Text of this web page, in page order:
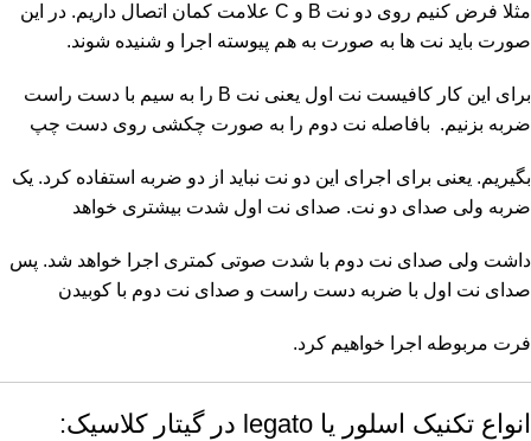
مثلا فرض کنیم روی دو نت B و C علامت کمان اتصال داریم. در این
صورت باید نت ها به صورت به هم پیوسته اجرا و شنیده شوند.
برای این کار کافیست نت اول یعنی نت B را به سیم با دست راست
ضربه بزنیم. بافاصله نت دوم را به صورت چکشی روی دست چپ
بگیریم. یعنی برای اجرای این دو نت نباید از دو ضربه استفاده کرد. یک
ضربه ولی صدای دو نت. صدای نت اول شدت بیشتری خواهد
داشت ولی صدای نت دوم با شدت صوتی کمتری اجرا خواهد شد. پس
صدای نت اول با ضربه دست راست و صدای نت دوم با کوبیدن
فرت مربوطه اجرا خواهیم کرد.
انواع تکنیک اسلور یا legato در گیتار کلاسیک: